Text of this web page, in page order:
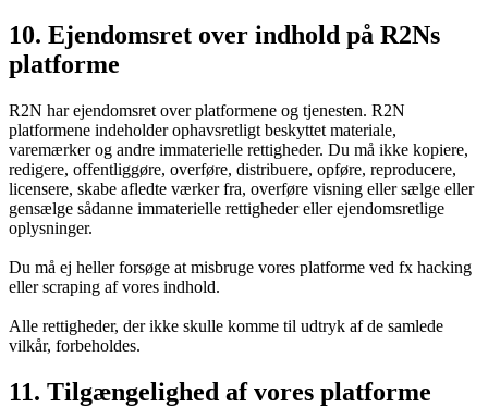
10. Ejendomsret over indhold på R2Ns
platforme
R2N har ejendomsret over platformene og tjenesten. R2N
platformene indeholder ophavsretligt beskyttet materiale,
varemærker og andre immaterielle rettigheder. Du må ikke kopiere,
redigere, offentliggøre, overføre, distribuere, opføre, reproducere,
licensere, skabe afledte værker fra, overføre visning eller sælge eller
gensælge sådanne immaterielle rettigheder eller ejendomsretlige
oplysninger.
Du må ej heller forsøge at misbruge vores platforme ved fx hacking
eller scraping af vores indhold.
Alle rettigheder, der ikke skulle komme til udtryk af de samlede
vilkår, forbeholdes.
11. Tilgængelighed af vores platforme